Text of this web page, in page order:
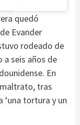
quedó
Evander
rodeado de
a seis años de
En
tras
‘una tortura y un